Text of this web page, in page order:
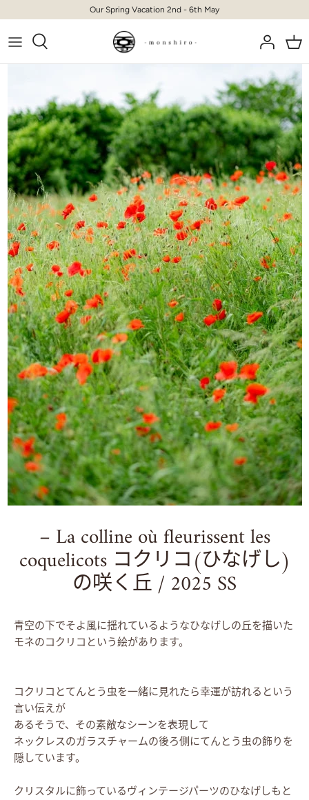
content
Our Spring Vacation 2nd - 6th May
– La colline où fleurissent les
coquelicots コクリコ(ひなげし)
の咲く丘 / 2025 SS
青空の下でそよ風に揺れているようなひなげしの丘を描いた
モネのコクリコという絵があります。
コクリコとてんとう虫を一緒に見れたら幸運が訪れるという
言い伝えが
あるそうで、その素敵なシーンを表現して
ネックレスのガラスチャームの後ろ側にてんとう虫の飾りを
隠しています。
クリスタルに飾っているヴィンテージパーツのひなげしもと